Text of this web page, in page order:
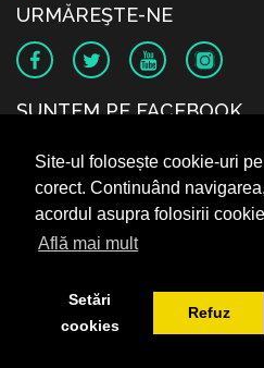
Site-ul folosește cookie-uri
corect. Continuând
acordul asupra folosirii
Află mai mult
Setări
cookies
Refuz
URMĂREŞTE-NE
SUNTEM PE FACEBOOK